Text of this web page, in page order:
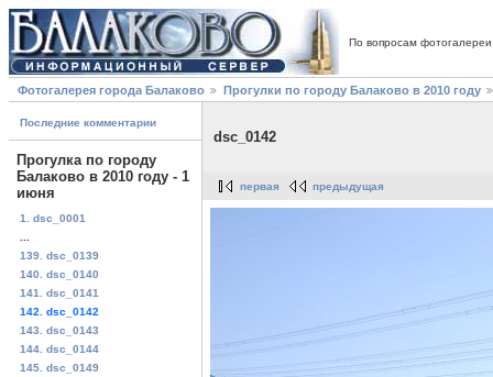
По вопросам
Фотогалерея города Балаково Прогулки по городу Балаково в 2010 году
Последние комментарии
Прогулка по городу
Балаково в 2010 году - 1
июня
1. dsc_0001
139. dsc_0139
140. dsc_0140
141. dsc_0141
142. dsc_0142
143. dsc_0143
144. dsc_0144
145. dsc_0149
dsc_0142
первая предыдущая